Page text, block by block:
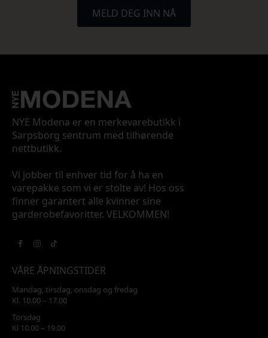
MELD DEG INN NÅ
NYE Modena er en merkevarebutikk i
Sarpsborg sentrum med tilhørende
nettbutikk.
Vi jobber til enhver tid for å ha en
varepakke som vi er stolte av! Hos oss
finner garantert alle kvinner sine
garderobefavoritter. VELKOMMEN!
VÅRE ÅPNINGSTIDER
Mandag, tirsdag, onsdag og fredag
Kl. 10.00 – 17.00
Torsdag
Kl 10.00 – 19.00